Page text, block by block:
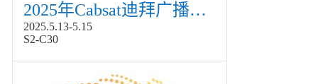
2025年Cabsat迪拜广播电视展
2025.5.13-5.15
S2-C30